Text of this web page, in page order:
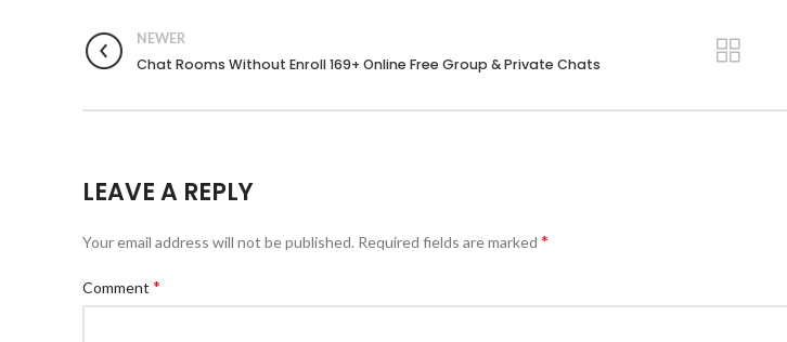
NEWER
Chat Rooms Without Enroll 169+ Online Free Group & Private Chats
LEAVE A REPLY
Your email address will not be published. Required fields are marked *
Comment *